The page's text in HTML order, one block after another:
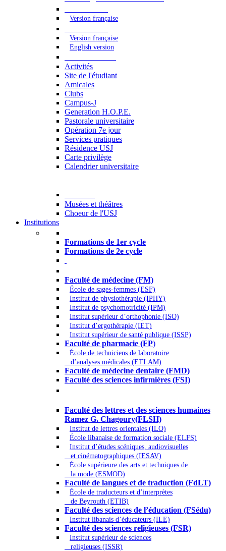
Version française
Version française
English version
Activités
Site de l'étudiant
Amicales
Clubs
Campus-J
Generation H.O.P.E.
Pastorale universitaire
Opération 7e jour
Services pratiques
Résidence USJ
Carte privilège
Calendrier universitaire
Musées et théâtres
Choeur de l'USJ
Institutions
Formations de 1er cycle
Formations de 2e cycle
Faculté de médecine (FM)
École de sages-femmes (ESF)
Institut de physiothérapie (IPHY)
Institut de psychomotricité (IPM)
Institut supérieur d’orthophonie (ISO)
Institut d’ergothérapie (IET)
Institut supérieur de santé publique (ISSP)
Faculté de pharmacie (FP)
École de techniciens de laboratoire
d’analyses médicales (ETLAM)
Faculté de médecine dentaire (FMD)
Faculté des sciences infirmières (FSI)
Faculté des lettres et des sciences humaines
Ramez G. Chagoury(FLSH)
Institut de lettres orientales (ILO)
École libanaise de formation sociale (ELFS)
Institut d’études scéniques, audiovisuelles
et cinématographiques (IESAV)
École supérieure des arts et techniques de
la mode (ESMOD)
Faculté de langues et de traduction (FdLT)
École de traducteurs et d’interprètes
de Beyrouth (ETIB)
Faculté des sciences de l’éducation (FSédu)
Institut libanais d’éducateurs (ILE)
Faculté des sciences religieuses (FSR)
Institut supérieur de sciences
religieuses (ISSR)